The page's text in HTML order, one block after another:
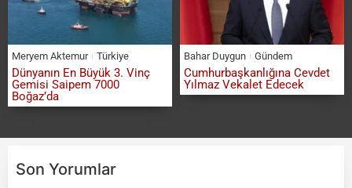
Meryem Aktemur Türkiye
Dünyanın En Büyük 3. Vinç
Gemisi Saipem 7000
Boğaz’da
Bahar Duygun Gündem
Cumhurbaşkanlığına Cevdet
Yılmaz Vekalet Edecek
Son Yorumlar